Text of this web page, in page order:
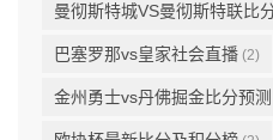
曼彻斯特城VS曼彻斯特联比
巴塞罗那vs皇家社会直播 (2)
金州勇士vs丹佛掘金比分预测